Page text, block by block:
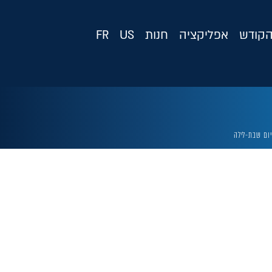
אפליקציה חנות US
FR
שבת-לילה